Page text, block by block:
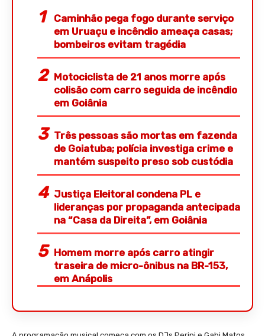
Caminhão pega fogo durante serviço
em Uruaçu e incêndio ameaça casas;
bombeiros evitam tragédia
Motociclista de 21 anos morre após
colisão com carro seguida de incêndio
em Goiânia
Três pessoas são mortas em fazenda
de Goiatuba; polícia investiga crime e
mantém suspeito preso sob custódia
Justiça Eleitoral condena PL e
lideranças por propaganda antecipada
na “Casa da Direita”, em Goiânia
Homem morre após carro atingir
traseira de micro-ônibus na BR-153,
em Anápolis